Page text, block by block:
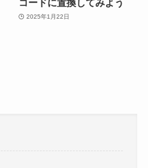
2025年1月22日